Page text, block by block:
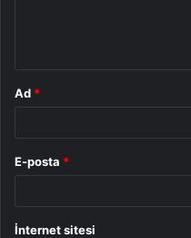
Ad *
E-posta *
İnternet sitesi